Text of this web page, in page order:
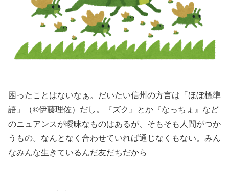
困ったことはないなぁ。だいたい信州の方言は「ほぼ標準
語」（©️伊藤理佐）だし。『ズク』とか『なっちょ』など
のニュアンスが曖昧なものはあるが、そもそも人間がつか
うもの。なんとなく合わせていれば通じなくもない。みん
なみんな生きているんだ友だちだから